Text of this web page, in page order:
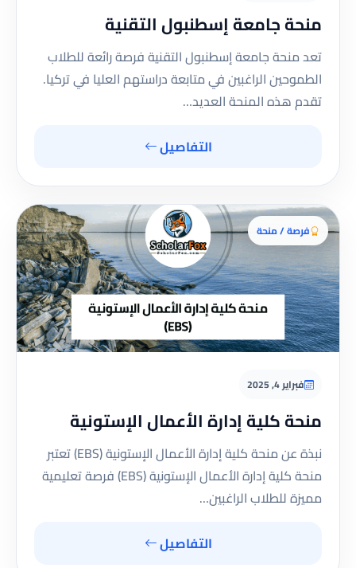
منحة جامعة إسطنبول التقنية
تعد منحة جامعة إسطنبول التقنية فرصة رائعة للطلاب
الطموحين الراغبين في متابعة دراستهم العليا في تركيا.
تقدم هذه المنحة العديد…
التفاصيل
فرصة / منحة
فبراير 4, 2025
منحة كلية إدارة الأعمال الإستونية
نبذة عن منحة كلية إدارة الأعمال الإستونية (EBS) تعتبر
منحة كلية إدارة الأعمال الإستونية (EBS) فرصة تعليمية
مميزة للطلاب الراغبين…
التفاصيل